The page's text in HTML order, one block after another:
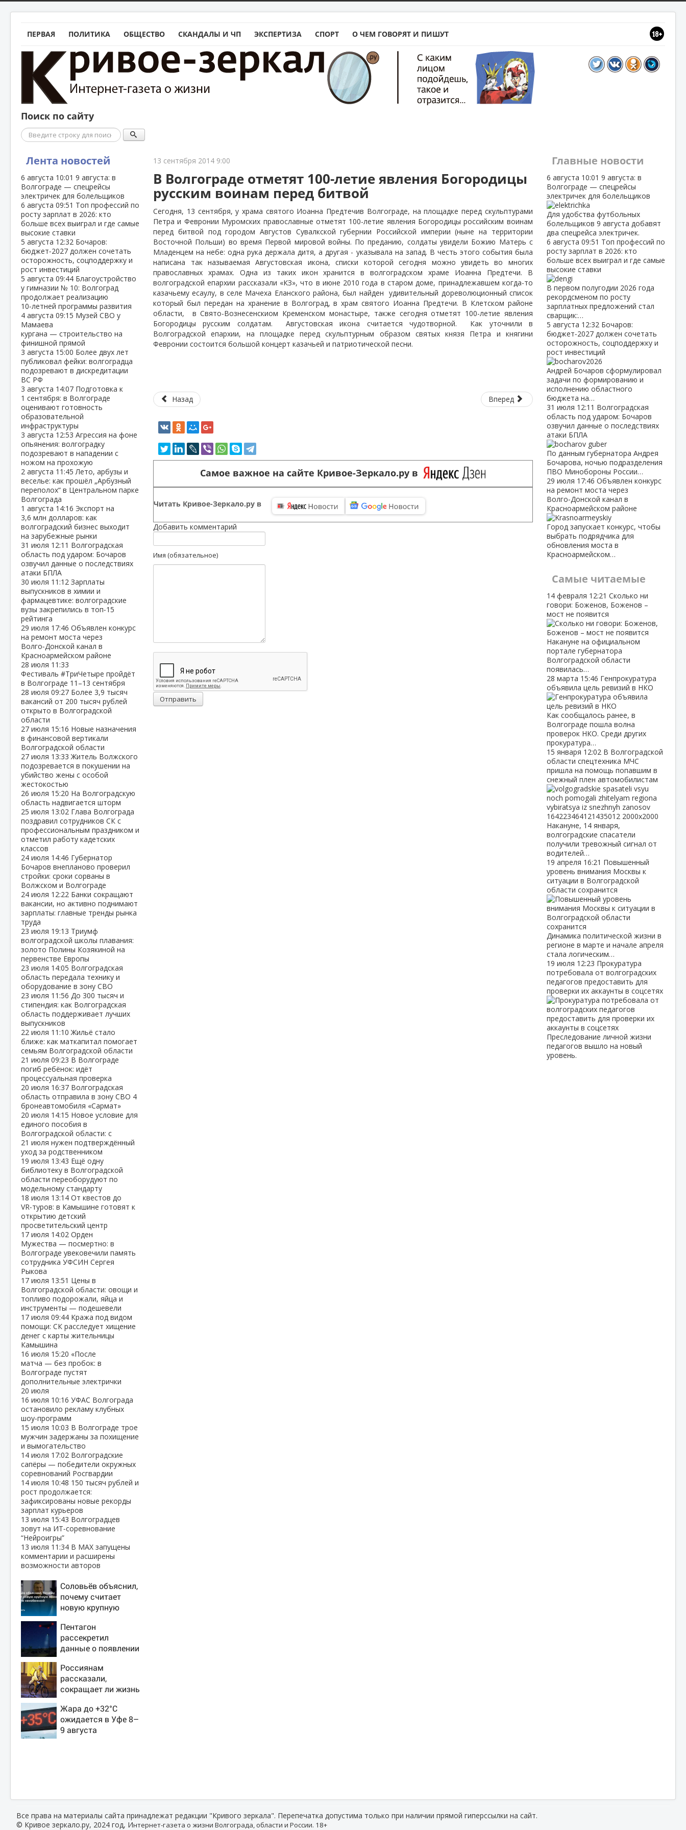
ПЕРВАЯ ПОЛИТИКА ОБЩЕСТВО СКАНДАЛЫ И ЧП ЭКСПЕРТИЗА СПОРТ О ЧЕМ ГОВОРЯТ И ПИШУТ
Поиск по сайту
Поиск
Лента новостей
6 августа 10:01 9 августа: в
Волгограде — спецрейсы
электричек для болельщиков
6 августа 09:51 Топ профессий по
росту зарплат в 2026: кто
больше всех выиграл и где самые
высокие ставки
5 августа 12:32 Бочаров:
бюджет‑2027 должен сочетать
осторожность, соцподдержку и
рост инвестиций
5 августа 09:44 Благоустройство
у гимназии № 10: Волгоград
продолжает реализацию
10‑летней программы развития
4 августа 09:15 Музей СВО у
Мамаева
кургана — строительство на
финишной прямой
3 августа 15:00 Более двух лет
публиковал фейки: волгоградца
подозревают в дискредитации
ВС РФ
3 августа 14:07 Подготовка к
1 сентября: в Волгограде
оценивают готовность
образовательной
инфраструктуры
3 августа 12:53 Агрессия на фоне
опьянения: волгоградку
подозревают в нападении с
ножом на прохожую
2 августа 11:45Лето, арбузы и
веселье: как прошёл „Арбузный
переполох“ в Центральном парке
Волгограда
1 августа 14:16 Экспорт на
3,6 млн долларов: как
волгоградский бизнес выходит
на зарубежные рынки
31 июля 12:11 Волгоградская
область под ударом: Бочаров
озвучил данные о последствиях
атаки БПЛА
30 июля 11:12 Зарплаты
выпускников в химии и
фармацевтике: волгоградские
вузы закрепились в топ‑15
рейтинга
29 июля 17:46 Объявлен конкурс
на ремонт моста через
Волго‑Донской канал в
Красноармейском районе
28 июля 11:33
Фестиваль #ТриЧетыре пройдёт
в Волгограде 11–13 сентября
28 июля 09:27 Более 3,9 тысяч
вакансий от 200 тысяч рублей
открыто в Волгоградской
области
27 июля 15:16 Новые назначения
в финансовой вертикали
Волгоградской области
27 июля 13:33Житель Волжского
подозревается в покушении на
убийство жены с особой
жестокостью
26 июля 15:20 На Волгоградскую
область надвигается шторм
25 июля 13:02 Глава Волгограда
поздравил сотрудников СК с
профессиональным праздником и
отметил работу кадетских
классов
24 июля 14:46 Губернатор
Бочаров внепланово проверил
стройки: сроки сорваны в
Волжском и Волгограде
24 июля 12:22 Банки сокращают
вакансии, но активно поднимают
зарплаты: главные тренды рынка
труда
23 июля 19:13 Триумф
волгоградской школы плавания:
золото Полины Козякиной на
первенстве Европы
23 июля 14:05 Волгоградская
область передала технику и
оборудование в зону СВО
23 июля 11:56 До 300 тысяч и
стипендия: как Волгоградская
область поддерживает лучших
выпускников
22 июля 11:10Жильё стало
ближе: как маткапитал помогает
семьям Волгоградской области
21 июля 09:23 В Волгограде
погиб ребёнок: идёт
процессуальная проверка
20 июля 16:37 Волгоградская
область отправила в зону СВО 4
бронеавтомобиля «Сармат»
20 июля 14:15 Новое условие для
единого пособия в
Волгоградской области: с
21 июля нужен подтверждённый
уход за родственником
19 июля 13:43 Ещё одну
библиотеку в Волгоградской
области переоборудуют по
модельному стандарту
18 июля 13:14 От квестов до
VR‑туров: в Камышине готовят к
открытию детский
просветительский центр
17 июля 14:02 Орден
Мужества — посмертно: в
Волгограде увековечили память
сотрудника УФСИН Сергея
Рыкова
17 июля 13:51 Цены в
Волгоградской области: овощи и
топливо подорожали, яйца и
инструменты — подешевели
17 июля 09:44 Кража под видом
помощи: СК расследует хищение
денег с карты жительницы
Камышина
16 июля 15:20 «После
матча — без пробок: в
Волгограде пустят
дополнительные электрички
20 июля
16 июля 10:16 УФАС Волгограда
остановило рекламу клубных
шоу‑программ
15 июля 10:03 В Волгограде трое
мужчин задержаны за похищение
и вымогательство
14 июля 17:02 Волгоградские
сапёры — победители окружных
соревнований Росгвардии
14 июля 10:48 150 тысяч рублей и
рост продолжается:
зафиксированы новые рекорды
зарплат курьеров
13 июля 15:43 Волгоградцев
зовут на ИТ‑соревнование
“Нейроигры”
13 июля 11:34 В МАХ запущены
комментарии и расширены
возможности авторов
Соловьёв объяснил,
почему считает
новую крупную
неизбежной
Пентагон
рассекретил
данные о появлении
Востоке
Россиянам
рассказали,
сокращает ли жизнь
Жара до +32°C
ожидается в Уфе 8–
9 августа
13 сентября 2014 9:00
В Волгограде отметят 100-летие явления Богородицы
русским воинам перед битвой
Сегодня, 13 сентября, у храма святого Иоанна Предтечив Волгограде, на площадке перед скульптурами
Петра и Февронии Муромских православные отметят 100-летие явления Богородицы российским воинам
перед битвой под городом Августов Сувалкской губернии Российской империи (ныне на территории
Восточной Польши) во время Первой мировой войны. По преданию, солдаты увидели Божию Матерь с
Младенцем на небе: одна рука держала дитя, а другая - указывала на запад. В честь этого события была
написана так называемая Августовская икона, списки которой сегодня можно увидеть во многих
православных храмах. Одна из таких икон хранится в волгоградском храме Иоанна Предтечи. В
волгоградской епархии рассказали «КЗ», что в июне 2010 года в старом доме, принадлежавшем когда-то
казачьему есаулу, в селе Мачеха Еланского района, был найден удивительный дореволюционный список
который был передан на хранение в Волгоград, в храм святого Иоанна Предтечи. В Клетском районе
области,
в Свято-Вознесенскиом Кременском монастыре, также сегодня отметят 100-летие явления
Богородицы русским солдатам.
Августовская икона считается чудотворной.
Как уточнили в
Волгоградской епархии, на площадке перед скульптурным образом святых князя Петра и княгини
Февронии состоится большой концерт казачьей и патриотической песни.
Назад Вперед
Самое важное на сайте Кривое-Зеркало.ру в
Читать Кривое-Зеркало.ру в
Добавить комментарий
Имя (обязательное)
Отправить
Главные новости
6 августа 10:01 9 августа: в
Волгограде — спецрейсы
электричек для болельщиков
Для удобства футбольных
болельщиков 9 августа добавят
два спецрейса электричек.
6 августа 09:51 Топ профессий по
росту зарплат в 2026: кто
больше всех выиграл и где самые
высокие ставки
В первом полугодии 2026 года
рекордсменом по росту
зарплатных предложений стал
сварщик:…
5 августа 12:32 Бочаров:
бюджет‑2027 должен сочетать
осторожность, соцподдержку и
рост инвестиций
Андрей Бочаров сформулировал
задачи по формированию и
исполнению областного
бюджета на…
31 июля 12:11 Волгоградская
область под ударом: Бочаров
озвучил данные о последствиях
атаки БПЛА
По данным губернатора Андрея
Бочарова, ночью подразделения
ПВО Минобороны России…
29 июля 17:46 Объявлен конкурс
на ремонт моста через
Волго‑Донской канал в
Красноармейском районе
Город запускает конкурс, чтобы
выбрать подрядчика для
обновления моста в
Красноармейском…
Самые читаемые
14 февраля 12:21 Сколько ни
говори: Боженов, Боженов –
мост не появится
Накануне на официальном
портале губернатора
Волгоградской области
появилась…
28 марта 15:46 Генпрокуратура
объявила цель ревизий в НКО
Как сообщалось ранее, в
Волгограде пошла волна
проверок НКО. Среди других
прокуратура…
15 января 12:02 В Волгоградской
области спецтехника МЧС
пришла на помощь попавшим в
снежный плен автомобилистам
Накануне, 14 января,
волгоградские спасатели
получили тревожный сигнал от
водителей…
19 апреля 16:21 Повышенный
уровень внимания Москвы к
ситуации в Волгоградской
области сохранится
Динамика политической жизни в
регионе в марте и начале апреля
стала логическим…
19 июля 12:23 Прокуратура
потребовала от волгоградских
педагогов предоставить для
проверки их аккаунты в соцсетях
Преследование личной жизни
педагогов вышло на новый
уровень.
Все права на материалы сайта принадлежат редакции "Кривого зеркала". Перепечатка допустима только при наличии прямой гиперссылки на сайт.
© Кривое зеркало.ру, 2024 год, Интернет-газета о жизни Волгограда, области и России. 18+